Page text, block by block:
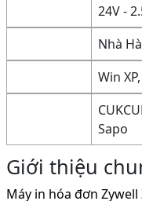
24V -
Nhà
Win
Sapo
Giới thiệu
Máy in hóa đơn